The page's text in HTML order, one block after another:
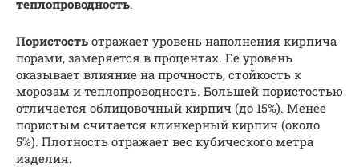
теплопроводность.
Пористость отражает уровень наполнения кирпича
порами, замеряется в процентах. Ее уровень
оказывает влияние на прочность, стойкость к
морозам и теплопроводность. Большей пористостью
отличается облицовочный кирпич (до 15%). Менее
пористым считается клинкерный кирпич (около
5%). Плотность отражает вес кубического метра
изделия.